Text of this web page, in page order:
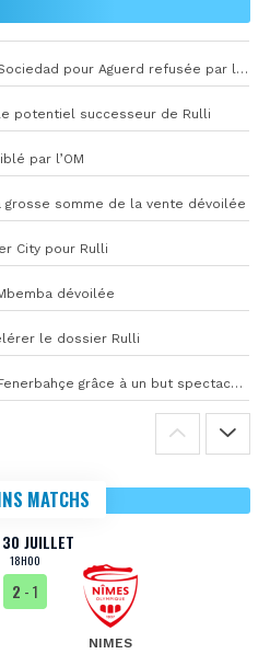
La première offre de la Real Sociedad pour Aguerd refusée par l’OM
potentiel successeur de Rulli
par l’OM
somme de la vente dévoilée
City pour Rulli
dévoilée
le dossier Rulli
Greenwood frappe fort avec Fenerbahçe grâce à un but spectaculaire
MATCHS
30 JUILLET
18H00
2 - 1
NIMES